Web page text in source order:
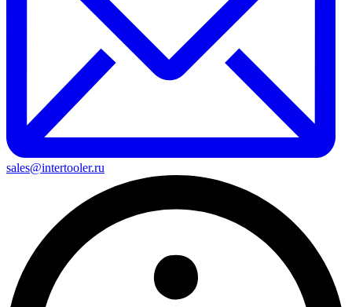
sales@intertooler.ru